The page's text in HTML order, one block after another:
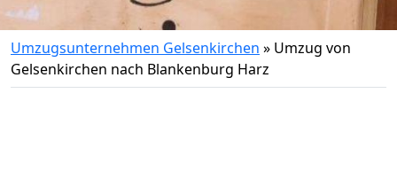
Umzugsunternehmen Gelsenkirchen » Umzug von
Gelsenkirchen nach Blankenburg Harz